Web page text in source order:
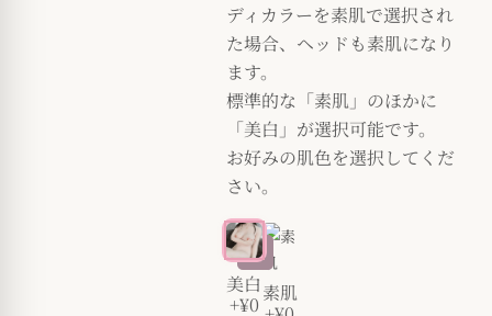
ディカラーを素肌で選択され
た場合、ヘッドも素肌になり
ます。
標準的な「素肌」のほかに
「美白」が選択可能です。
お好みの肌色を選択してくだ
さい。
美白
+¥0 素肌